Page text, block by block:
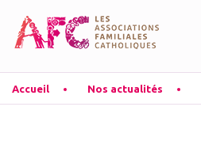
Accueil Nos actualités